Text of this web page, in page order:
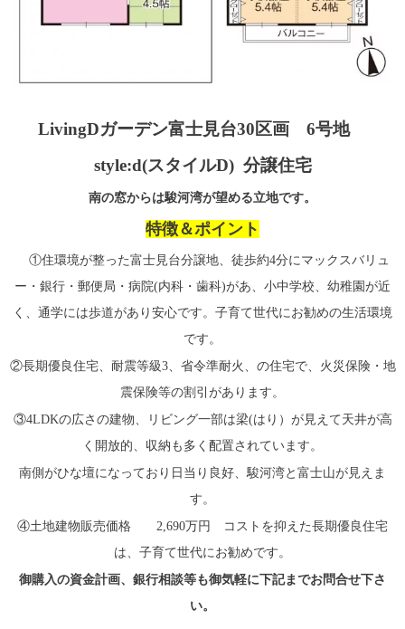
LivingDガーデン富士見台30区画 6号地
style:d(スタイルD) 分譲住宅
南の窓からは駿河湾が望める立地です。
特徴＆ポイント
①住環境が整った富士見台分譲地、徒歩約4分にマックスバリュ
ー・銀行・郵便局・病院(内科・歯科)があ、小中学校、幼稚園が近
く、通学には歩道があり安心です。子育て世代にお勧めの生活環境
です。
②長期優良住宅、耐震等級3、省令準耐火、の住宅で、火災保険・地
震保険等の割引があります。
③4LDKの広さの建物、リビング一部は梁(はり）が見えて天井が高
く開放的、収納も多く配置されています。
南側がひな壇になっており日当り良好、駿河湾と富士山が見えま
す。
④土地建物販売価格 2,690万円 コストを抑えた長期優良住宅
は、子育て世代にお勧めです。
御購入の資金計画、銀行相談等も御気軽に下記までお問合せ下さ
い。